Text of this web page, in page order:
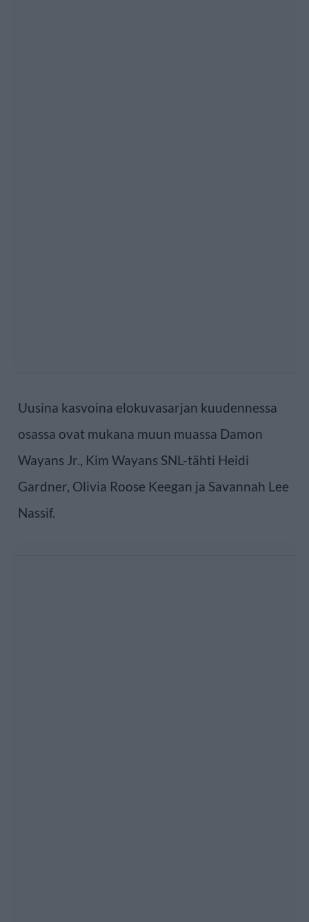
Uusina kasvoina elokuvasarjan kuudennessa
osassa ovat mukana muun muassa Damon
Wayans Jr., Kim Wayans SNL-tähti Heidi
Gardner, Olivia Roose Keegan ja Savannah Lee
Nassif.